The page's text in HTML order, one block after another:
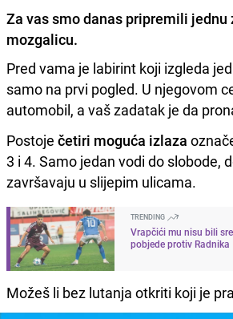
Za vas smo danas pripremili
mozgalicu.
Pred vama je labirint koji izgleda
samo na prvi pogled. U njegovom
automobil, a vaš zadatak je da
Postoje četiri moguća izlaza
3 i 4. Samo jedan vodi do slobode,
završavaju u slijepim ulicama.
TRENDING
Vrapčići mu nisu bili
pobjede protiv Radnika
Možeš li bez lutanja otkriti koji je